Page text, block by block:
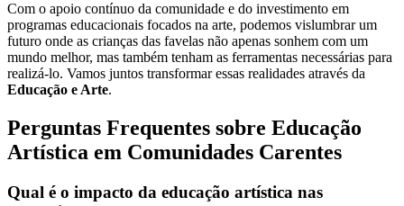
Com o apoio contínuo da comunidade e do investimento em
programas educacionais focados na arte, podemos vislumbrar um
futuro onde as crianças das favelas não apenas sonhem com um
mundo melhor, mas também tenham as ferramentas necessárias para
realizá-lo. Vamos juntos transformar essas realidades através da
Educação e Arte.
Perguntas Frequentes sobre Educação
Artística em Comunidades Carentes
Qual é o impacto da educação artística nas